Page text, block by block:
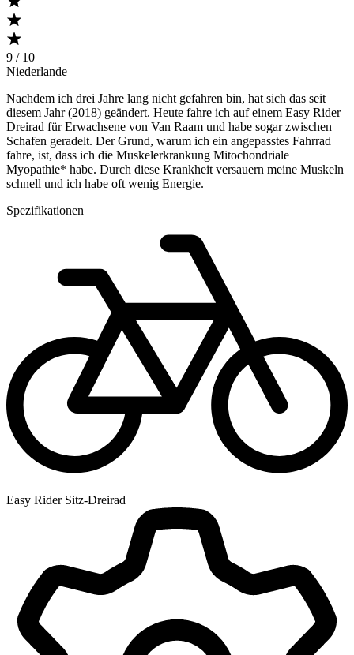
9 / 10
Niederlande
Nachdem ich drei Jahre lang nicht gefahren bin, hat sich das seit
diesem Jahr (2018) geändert. Heute fahre ich auf einem Easy Rider
Dreirad für Erwachsene von Van Raam und habe sogar zwischen
Schafen geradelt. Der Grund, warum ich ein angepasstes Fahrrad
fahre, ist, dass ich die Muskelerkrankung Mitochondriale
Myopathie* habe. Durch diese Krankheit versauern meine Muskeln
schnell und ich habe oft wenig Energie.
Spezifikationen
Easy Rider Sitz-Dreirad